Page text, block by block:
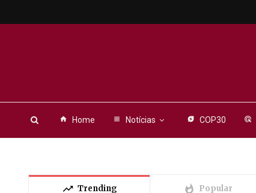
home Home view_headline Notícias energy_savings_leaf COP30 ads_click
trending_up Trending whatshot Popular